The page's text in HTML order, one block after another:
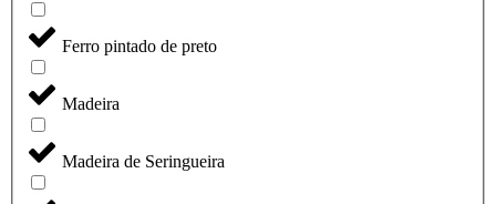
Ferro pintado de preto
Madeira
Madeira de Seringueira